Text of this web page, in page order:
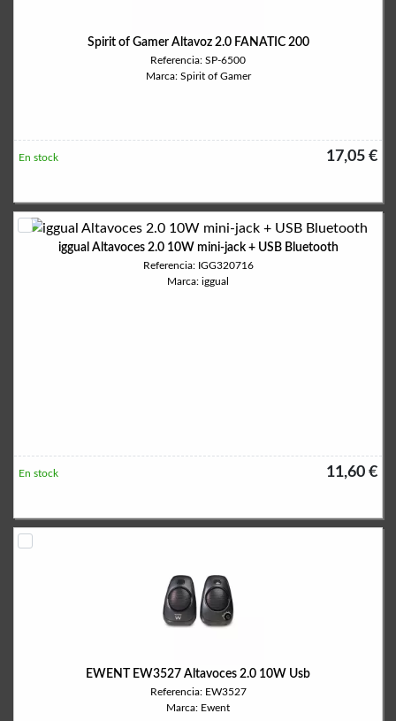
Spirit of Gamer Altavoz 2.0 FANATIC 200
Referencia: SP-6500
Marca: Spirit of Gamer
17,05 €
En stock
iggual Altavoces 2.0 10W mini-jack + USB Bluetooth
Referencia: IGG320716
Marca: iggual
11,60 €
En stock
EWENT EW3527 Altavoces 2.0 10W Usb
Referencia: EW3527
Marca: Ewent